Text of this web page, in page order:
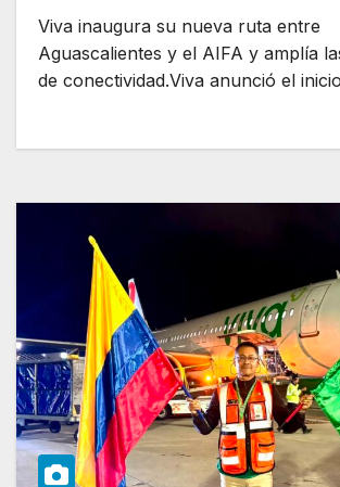
Viva inaugura su nueva ruta entre
Aguascalientes y el AIFA y amplía
de conectividad.Viva anunció el